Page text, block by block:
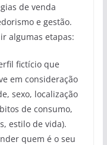
de venda
e gestão.
algumas etapas:
fictício que
em consideração
sexo, localização
de consumo,
estilo de vida).
quem é o seu